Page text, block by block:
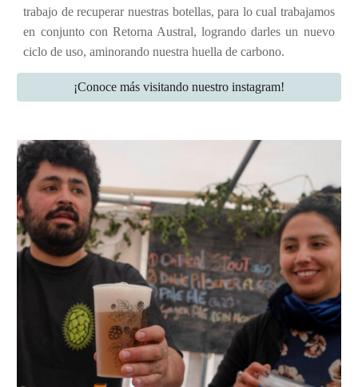
trabajo de recuperar nuestras botellas, para lo cual trabajamos
en conjunto con Retorna Austral, logrando darles un nuevo
ciclo de uso, aminorando nuestra huella de carbono.
¡Conoce más visitando nuestro instagram!